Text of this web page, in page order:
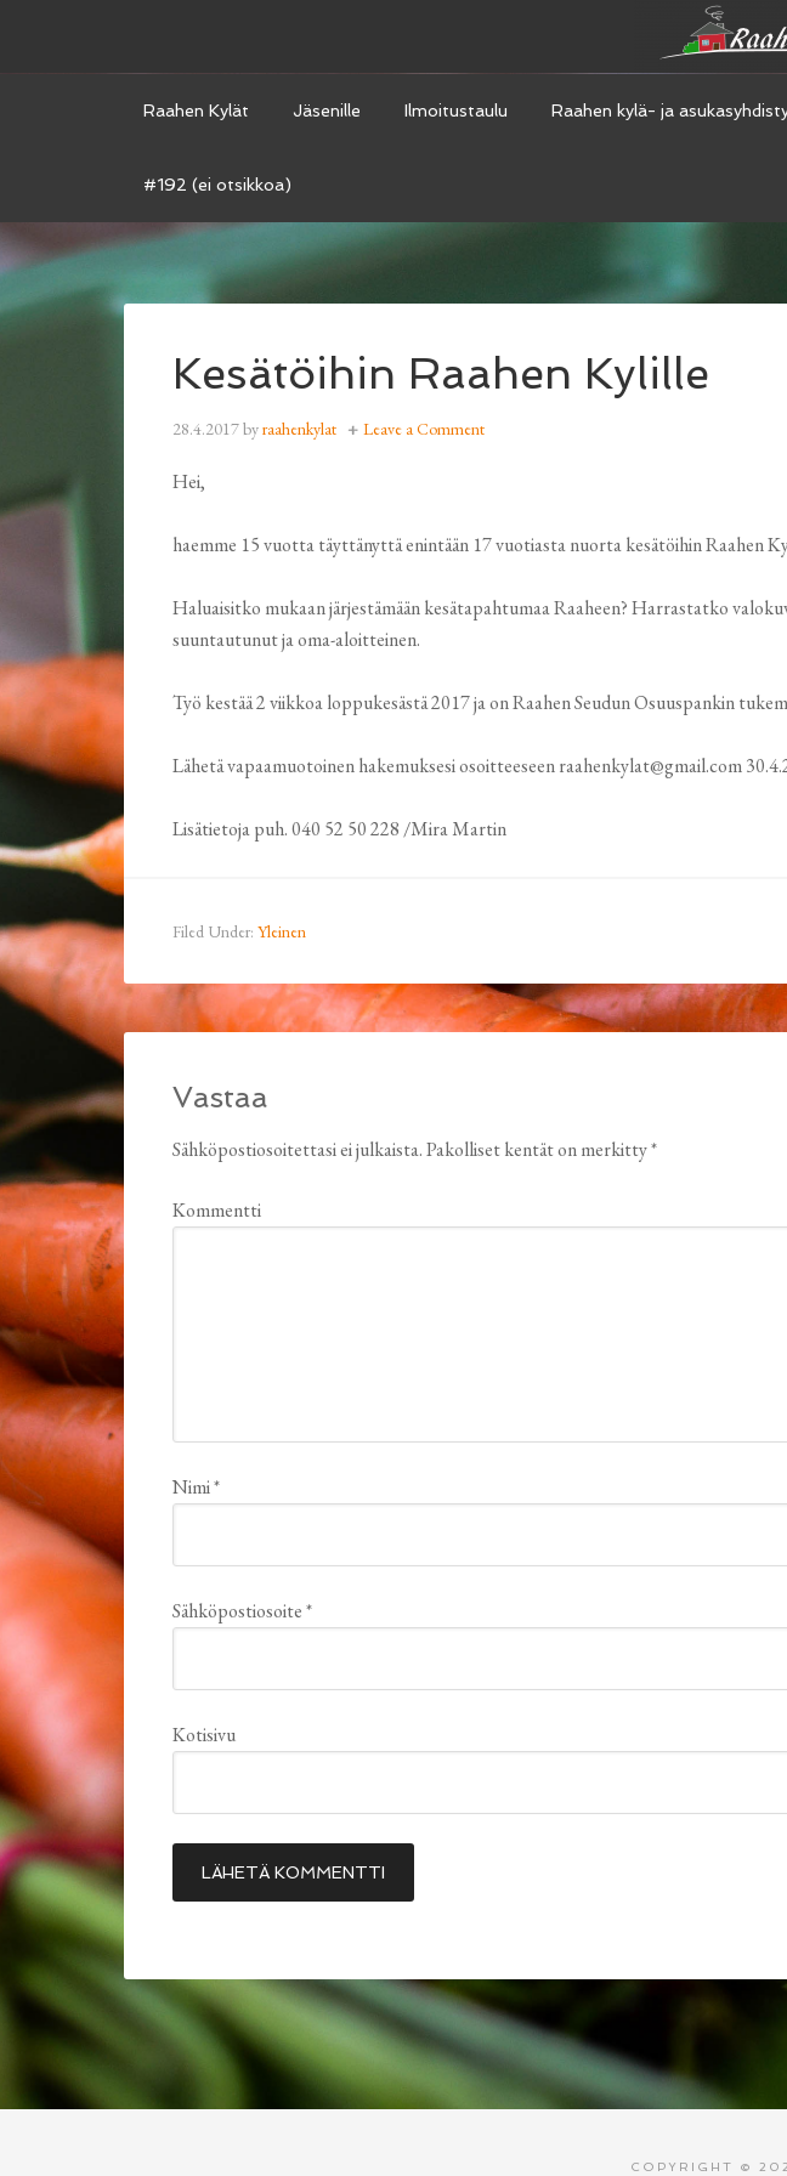
Raahen Kylät Jäsenille Ilmoitustaulu Raahen kylä- ja
#192 (ei otsikkoa)
Kesätöihin Raahen Kylille
28.4.2017byraahenkylat Leave a Comment
Hei,
haemme 15 vuotta täyttänyttä enintään 17 vuotiasta nuorta kesätöihin Raahen
Haluaisitko mukaan järjestämään kesätapahtumaa Raaheen? Harrastatko
suuntautunut ja oma-aloitteinen.
Työ kestää 2 viikkoa loppukesästä 2017 ja on Raahen Seudun Osuuspankin
Lähetä vapaamuotoinen hakemuksesi osoitteeseen raahenkylat@gmail.com
Lisätietoja puh. 040 52 50 228 /Mira Martin
Filed Under: Yleinen
Vastaa
Sähköpostiosoitettasi ei julkaista.Pakolliset kentät on merkitty*
Kommentti
Nimi*
Sähköpostiosoite*
Kotisivu
COPYRIGHT ©